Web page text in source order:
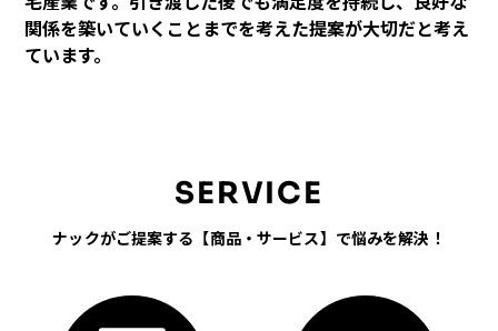
関係を築いていくことまでを考えた提案が大切だと考え
ています。
SERVICE
ナックがご提案する【商品・サービス】で悩みを解決！